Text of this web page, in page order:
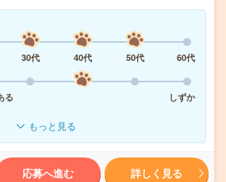
30代 40代 50代
60代
る
しずか
もっと見る
応募へ進む 詳しく見る